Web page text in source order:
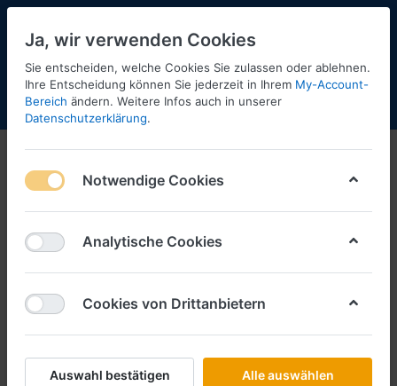
Menü Anmelden Shopaktualisierung
Ja, wir verwenden Cookies
Sie entscheiden, welche Cookies Sie zulassen oder ablehnen.
Ihre Entscheidung können Sie jederzeit in Ihrem My-Account-
Bereich ändern. Weitere Infos auch in unserer
Datenschutzerklärung.
Notwendige Cookies
Analytische Cookies
Cookies von Drittanbietern
Auswahl bestätigen Alle auswählen